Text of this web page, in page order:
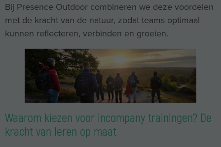
Bij Presence Outdoor combineren we deze voordelen
met de kracht van de natuur, zodat teams optimaal
kunnen reflecteren, verbinden en groeien.
Waarom kiezen voor incompany trainingen? De
kracht van leren op maat